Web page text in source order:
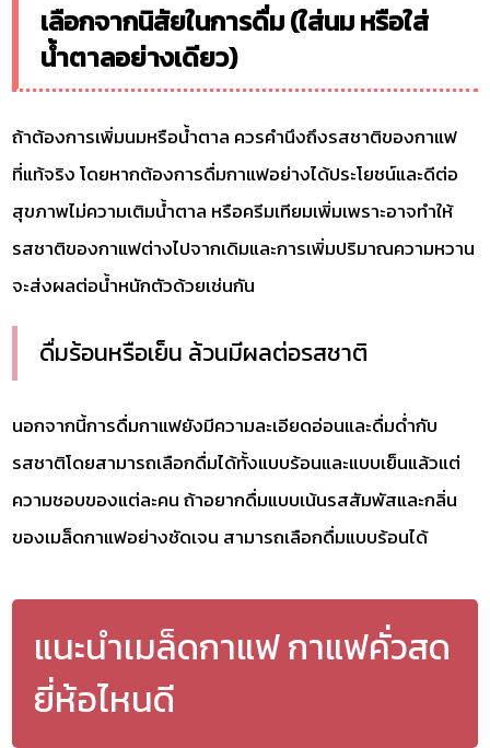
เลือกจากนิสัยในการดื่ม (ใส่นม หรือใส่
น้ำตาลอย่างเดียว)
ถ้าต้องการเพิ่มนมหรือน้ำตาล ควรคำนึงถึงรสชาติของกาแฟ
ที่แท้จริง โดยหากต้องการดื่มกาแฟอย่างได้ประโยชน์และดีต่อ
สุขภาพไม่ความเติมน้ำตาล หรือครีมเทียมเพิ่มเพราะอาจทำให้
รสชาติของกาแฟต่างไปจากเดิมและการเพิ่มปริมาณความหวาน
จะส่งผลต่อน้ำหนักตัวด้วยเช่นกัน
ดื่มร้อนหรือเย็น ล้วนมีผลต่อรสชาติ
นอกจากนี้การดื่มกาแฟยังมีความละเอียดอ่อนและดื่มด่ำกับ
รสชาติโดยสามารถเลือกดื่มได้ทั้งแบบร้อนและแบบเย็นแล้วแต่
ความชอบของแต่ละคน ถ้าอยากดื่มแบบเน้นรสสัมพัสและกลิ่น
ของเมล็ดกาแฟอย่างชัดเจน สามารถเลือกดื่มแบบร้อนได้
แนะนำเมล็ดกาแฟ กาแฟคั่วสด
ยี่ห้อไหนดี